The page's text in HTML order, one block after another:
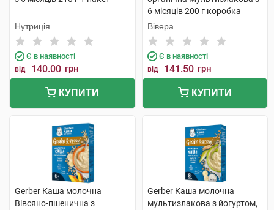
Нутриція
Є в наявності
від 140.00 грн
КУПИТИ
6 місяців 200 г коробка
Вівера
Є в наявності
від 141.50 грн
КУПИТИ
Gerber Каша молочна
Вівсяно-пшенична з
Gerber Каша молочна
мультизлакова з йогуртом,